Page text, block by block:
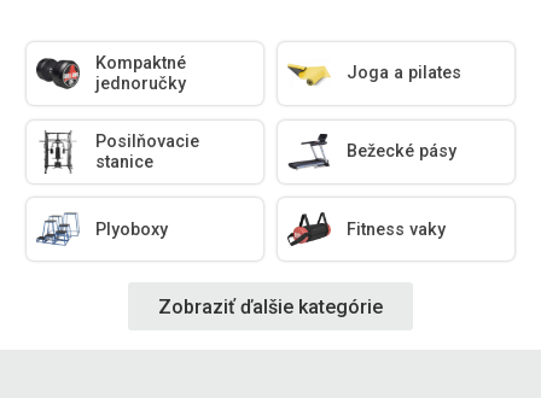
Kompaktné
jednoručky
Joga a pilates
Posilňovacie
stanice
Bežecké pásy
Plyoboxy Fitness vaky
Zobraziť ďalšie kategórie